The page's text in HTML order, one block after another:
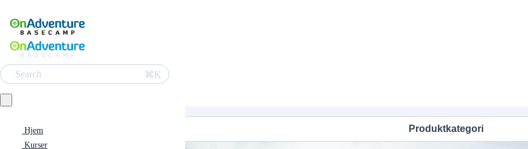
Search ⌘K
Hjem
Kurser
Produktkategori